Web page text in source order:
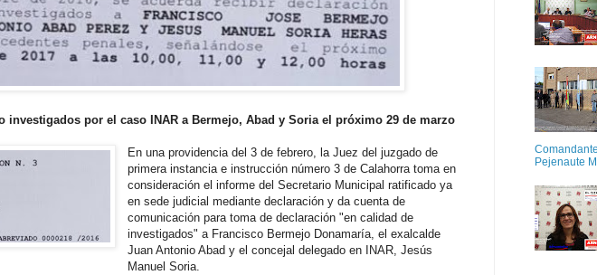
investigados por el caso INAR a Bermejo, Abad y Soria el próximo 29 de marzo
En una providencia del 3 de febrero, la Juez del juzgado de
primera instancia e instrucción número 3 de Calahorra toma en
consideración el informe del Secretario Municipal ratificado ya
en sede judicial mediante declaración y da cuenta de
comunicación para toma de declaración "en calidad de
investigados" a Francisco Bermejo Donamaría, el exalcalde
Juan Antonio Abad y el concejal delegado en INAR, Jesús
Manuel Soria.
Pejenaute